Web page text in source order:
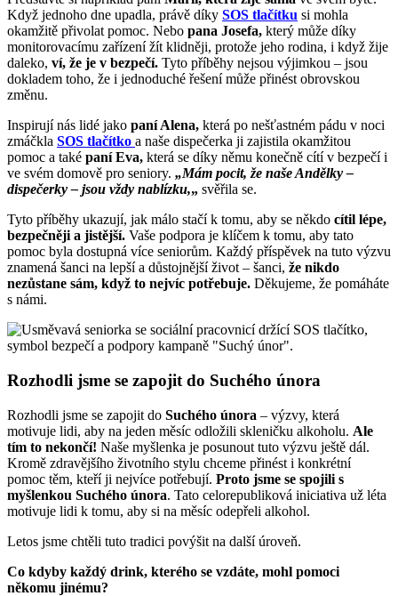
Když jednoho dne upadla, právě díky SOS tlačítku si mohla
okamžitě přivolat pomoc. Nebo pana Josefa, který může díky
monitorovacímu zařízení žít klidněji, protože jeho rodina, i když žije
daleko, ví, že je v bezpečí. Tyto příběhy nejsou výjimkou – jsou
dokladem toho, že i jednoduché řešení může přinést obrovskou
změnu.
Inspirují nás lidé jako paní Alena, která po nešťastném pádu v noci
zmáčkla SOS tlačítko a naše dispečerka ji zajistila okamžitou
pomoc a také paní Eva, která se díky němu konečně cítí v bezpečí i
ve svém domově pro seniory. „Mám pocit, že naše Andělky –
dispečerky – jsou vždy nablízku,„ svěřila se.
Tyto příběhy ukazují, jak málo stačí k tomu, aby se někdo cítil lépe,
bezpečněji a jistější. Vaše podpora je klíčem k tomu, aby tato
pomoc byla dostupná více seniorům. Každý příspěvek na tuto výzvu
znamená šanci na lepší a důstojnější život – šanci, že nikdo
nezůstane sám, když to nejvíc potřebuje. Děkujeme, že pomáháte
s námi.
Rozhodli jsme se zapojit do Suchého února
Rozhodli jsme se zapojit do Suchého února – výzvy, která
motivuje lidi, aby na jeden měsíc odložili skleničku alkoholu. Ale
tím to nekončí! Naše myšlenka je posunout tuto výzvu ještě dál.
Kromě zdravějšího životního stylu chceme přinést i konkrétní
pomoc těm, kteří ji nejvíce potřebují. Proto jsme se spojili s
myšlenkou Suchého února. Tato celorepubliková iniciativa už léta
motivuje lidi k tomu, aby si na měsíc odepřeli alkohol.
Letos jsme chtěli tuto tradici povýšit na další úroveň.
Co kdyby každý drink, kterého se vzdáte, mohl pomoci
někomu jinému?